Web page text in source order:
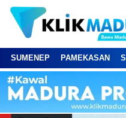
SUMENEP PAMEKASAN